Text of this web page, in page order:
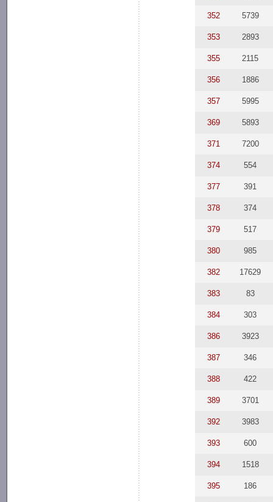
352 5739
353 2893
355 2115
356 1886
357 5995
369 5893
371 7200
374 554
377 391
378 374
379 517
380 985
382 17629
383 83
384 303
386 3923
387 346
388 422
389 3701
392 3983
393 600
394 1518
395 186